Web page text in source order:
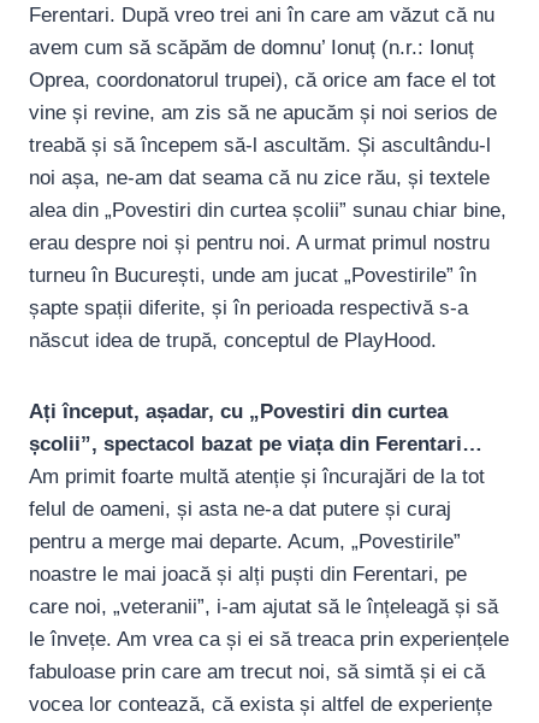
Ferentari. După vreo trei ani în care am văzut că nu
avem cum să scăpăm de domnu’ Ionuț (n.r.: Ionuț
Oprea, coordonatorul trupei), că orice am face el tot
vine și revine, am zis să ne apucăm și noi serios de
treabă și să începem să-l ascultăm. Și ascultându-l
noi așa, ne-am dat seama că nu zice rău, și textele
alea din „Povestiri din curtea școlii” sunau chiar bine,
erau despre noi și pentru noi. A urmat primul nostru
turneu în București, unde am jucat „Povestirile” în
șapte spații diferite, și în perioada respectivă s-a
născut idea de trupă, conceptul de PlayHood.
Ați început, așadar, cu „Povestiri din curtea
școlii”, spectacol bazat pe viața din Ferentari…
Am primit foarte multă atenție și încurajări de la tot
felul de oameni, și asta ne-a dat putere și curaj
pentru a merge mai departe. Acum, „Povestirile”
noastre le mai joacă și alți puști din Ferentari, pe
care noi, „veteranii”, i-am ajutat să le înțeleagă și să
le învețe. Am vrea ca și ei să treaca prin experiențele
fabuloase prin care am trecut noi, să simtă și ei că
vocea lor contează, că exista și altfel de experiențe